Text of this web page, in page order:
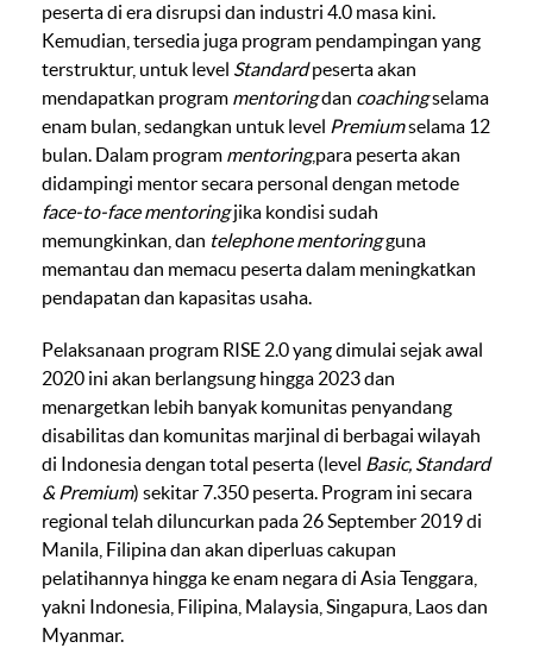
peserta di era disrupsi dan industri 4.0 masa kini.
Kemudian, tersedia juga program pendampingan yang
terstruktur, untuk level Standardpeserta akan
mendapatkan program mentoringdan coachingselama
enam bulan, sedangkan untuk level Premiumselama 12
bulan. Dalam program mentoring,para peserta akan
didampingi mentor secara personal dengan metode
face-to-face mentoringjika kondisi sudah
memungkinkan, dan telephone mentoringguna
memantau dan memacu peserta dalam meningkatkan
pendapatan dan kapasitas usaha.
Pelaksanaan program RISE 2.0 yang dimulai sejak awal
2020 ini akan berlangsung hingga 2023 dan
menargetkan lebih banyak komunitas penyandang
disabilitas dan komunitas marjinal di berbagai wilayah
di Indonesia dengan total peserta (level Basic, Standard
& Premium) sekitar 7.350 peserta. Program ini secara
regional telah diluncurkan pada 26 September 2019 di
Manila, Filipina dan akan diperluas cakupan
pelatihannya hingga ke enam negara di Asia Tenggara,
yakni Indonesia, Filipina, Malaysia, Singapura, Laos dan
Myanmar.